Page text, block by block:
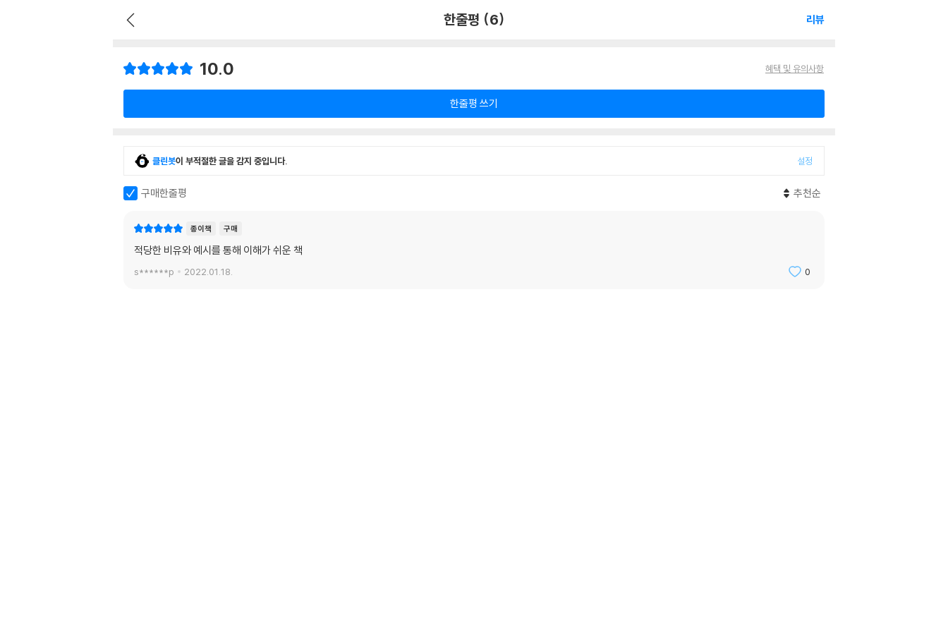
한줄평 (6) 리뷰
10.0 혜택 및 유의사항
한줄평 쓰기
클린봇이 부적절한 글을 감지 중입니다. 설정
구매한줄평 추천순
종이책 구매
적당한 비유와 예시를 통해 이해가 쉬운 책
s******p 2022.01.18. 0